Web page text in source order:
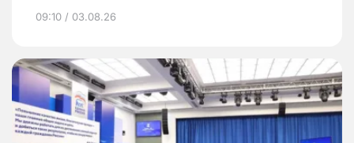
09:10 / 03.08.26